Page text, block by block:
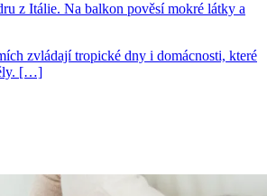
z Itálie. Na balkon pověsí mokré látky a
zvládají tropické dny i domácnosti, které
[…]